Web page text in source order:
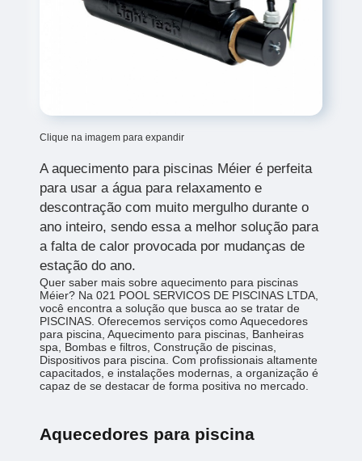
Clique na imagem para expandir
A aquecimento para piscinas Méier é perfeita
para usar a água para relaxamento e
descontração com muito mergulho durante o
ano inteiro, sendo essa a melhor solução para
a falta de calor provocada por mudanças de
estação do ano.
Quer saber mais sobre aquecimento para piscinas
Méier? Na 021 POOL SERVICOS DE PISCINAS LTDA,
você encontra a solução que busca ao se tratar de
PISCINAS. Oferecemos serviços como Aquecedores
para piscina, Aquecimento para piscinas, Banheiras
spa, Bombas e filtros, Construção de piscinas,
Dispositivos para piscina. Com profissionais altamente
capacitados, e instalações modernas, a organização é
capaz de se destacar de forma positiva no mercado.
Aquecedores para piscina